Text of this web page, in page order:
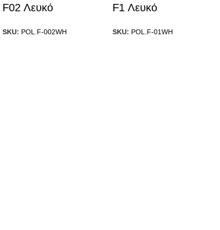
F02 Λευκό
SKU: POL.F-002WH
F1 Λευκό
SKU: POL.F-01WH